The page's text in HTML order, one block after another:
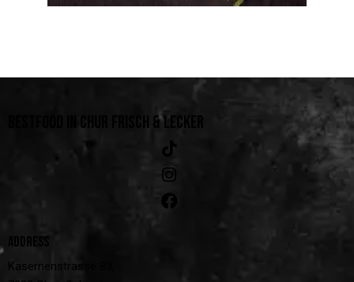
BESTFOOD IN CHUR FRISCH & LECKER
ADDRESS
Kasernenstrasse 83,